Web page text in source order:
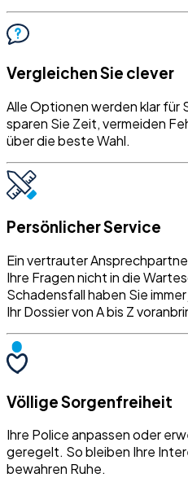
Vergleichen Sie clever
Alle Optionen werden klar für
sparen Sie Zeit, vermeiden
über die beste Wahl.
Persönlicher Service
Ein vertrauter
Ihre Fragen nicht in die
Schadensfall haben Sie
Ihr Dossier von A bis Z
Völlige Sorgenfreiheit
Ihre Police anpassen oder
geregelt. So bleiben Ihre
bewahren Ruhe.